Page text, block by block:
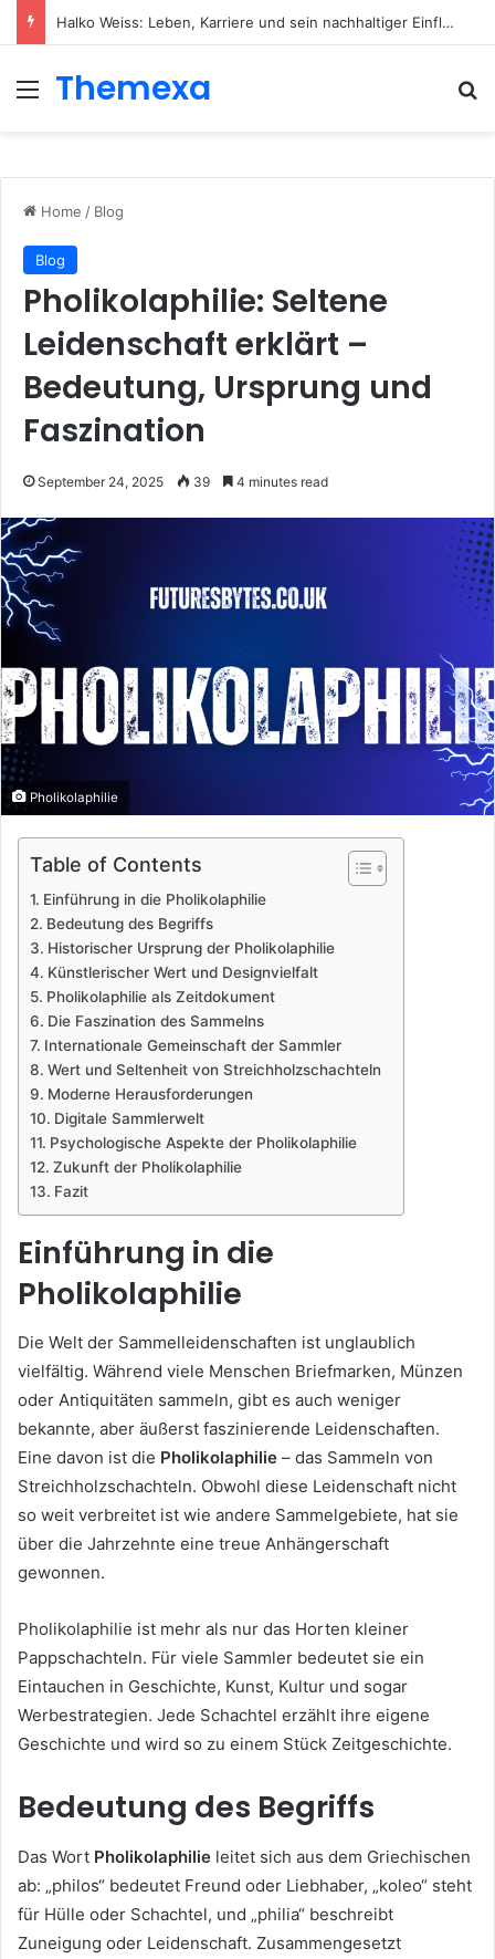
Halko Weiss: Leben, Karriere und sein nachhaltiger Einfluss auf die moderne Körperpsychotherapie
Menu
Themexa
Home / Blog
Blog
Pholikolaphilie: Seltene
Leidenschaft erklärt –
Bedeutung, Ursprung und
Faszination
September 24, 2025 39 4 minutes read
Pholikolaphilie
Table of Contents
Einführung in die Pholikolaphilie
Bedeutung des Begriffs
Historischer Ursprung der Pholikolaphilie
Künstlerischer Wert und Designvielfalt
Pholikolaphilie als Zeitdokument
Die Faszination des Sammelns
Internationale Gemeinschaft der Sammler
Wert und Seltenheit von Streichholzschachteln
Moderne Herausforderungen
Digitale Sammlerwelt
Psychologische Aspekte der Pholikolaphilie
Zukunft der Pholikolaphilie
Fazit
Einführung in die
Pholikolaphilie
Die Welt der Sammelleidenschaften ist unglaublich
vielfältig. Während viele Menschen Briefmarken, Münzen
oder Antiquitäten sammeln, gibt es auch weniger
bekannte, aber äußerst faszinierende Leidenschaften.
Eine davon ist die Pholikolaphilie – das Sammeln von
Streichholzschachteln. Obwohl diese Leidenschaft nicht
so weit verbreitet ist wie andere Sammelgebiete, hat sie
über die Jahrzehnte eine treue Anhängerschaft
gewonnen.
Pholikolaphilie ist mehr als nur das Horten kleiner
Pappschachteln. Für viele Sammler bedeutet sie ein
Eintauchen in Geschichte, Kunst, Kultur und sogar
Werbestrategien. Jede Schachtel erzählt ihre eigene
Geschichte und wird so zu einem Stück Zeitgeschichte.
Bedeutung des Begriffs
Das Wort Pholikolaphilie leitet sich aus dem Griechischen
ab: „philos“ bedeutet Freund oder Liebhaber, „koleo“ steht
für Hülle oder Schachtel, und „philia“ beschreibt
Zuneigung oder Leidenschaft. Zusammengesetzt